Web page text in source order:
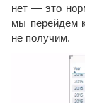
нет — это
мы перейдем
не получим.